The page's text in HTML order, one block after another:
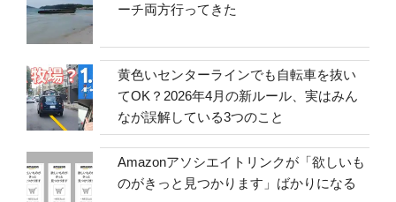
ーチ両方行ってきた
黄色いセンターラインでも自転車を抜い
てOK？2026年4月の新ルール、実はみん
なが誤解している3つのこと
Amazonアソシエイトリンクが「欲しいも
のがきっと見つかります」ばかりになる